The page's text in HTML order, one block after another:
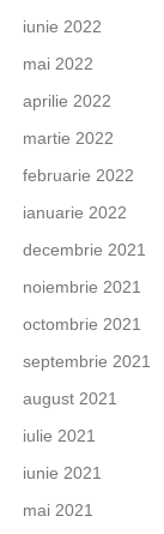
iunie 2022
mai 2022
aprilie 2022
martie 2022
februarie 2022
ianuarie 2022
decembrie 2021
noiembrie 2021
octombrie 2021
septembrie 2021
august 2021
iulie 2021
iunie 2021
mai 2021